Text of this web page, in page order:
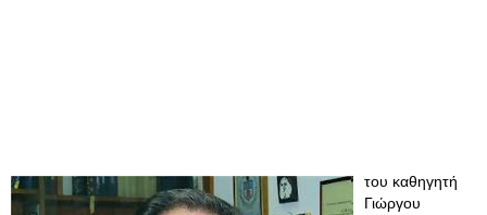
του καθηγητή
Γιώργου